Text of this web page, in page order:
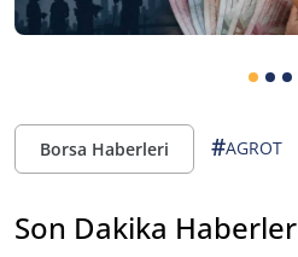
Borsa Haberleri #AGROT
Son Dakika Haberler